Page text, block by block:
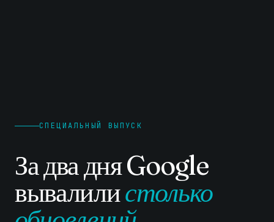
СПЕЦИАЛЬНЫЙ ВЫПУСК
За два дня Google
вывалилистолько